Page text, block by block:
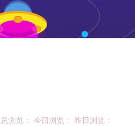
总浏览： 今日浏览： 昨日浏览：